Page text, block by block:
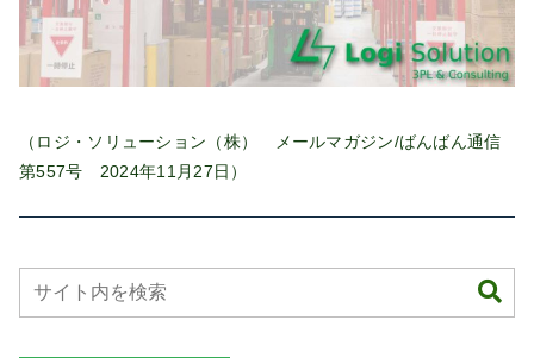
（ロジ・ソリューション（株） メールマガジン/ばんばん通信
第557号 2024年11月27日）